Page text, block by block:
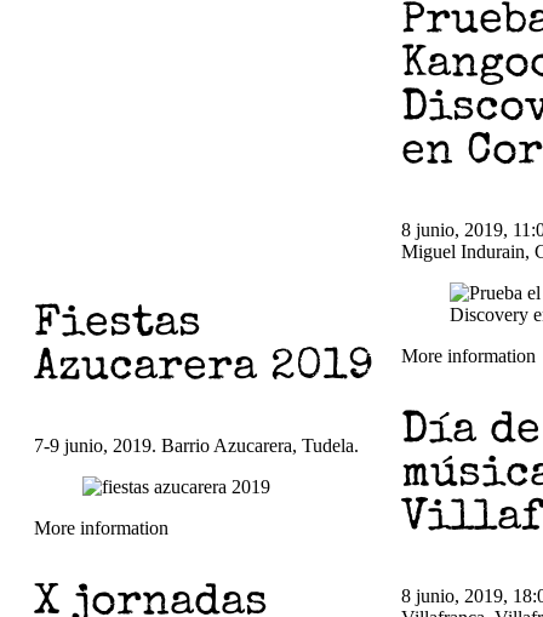
Fiestas
Azucarera 2019
7-9 junio, 2019. Barrio Azucarera, Tudela.
More information
X jornadas
en
8 junio, 2019,
Miguel Indurain,
More information
Día
8 junio, 2019,